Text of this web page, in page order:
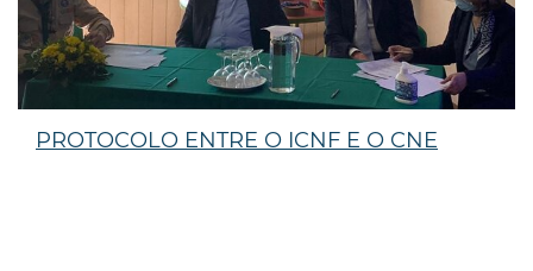
PROTOCOLO ENTRE O ICNF E O CNE